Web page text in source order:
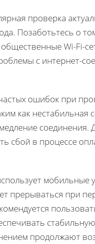
проверка
Позаботьтесь о
Wi-Fi-
с интернет-
ошибок при
как нестабильная
соединения.
сбой в процессе
мобильные
прерываться при
продолжают